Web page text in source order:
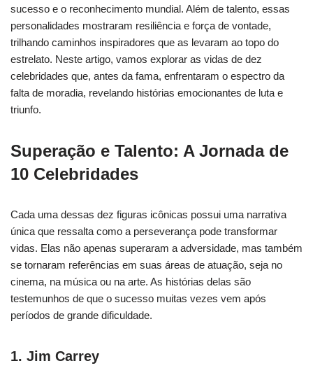
sucesso e o reconhecimento mundial. Além de talento, essas
personalidades mostraram resiliência e força de vontade,
trilhando caminhos inspiradores que as levaram ao topo do
estrelato. Neste artigo, vamos explorar as vidas de dez
celebridades que, antes da fama, enfrentaram o espectro da
falta de moradia, revelando histórias emocionantes de luta e
triunfo.
Superação e Talento: A Jornada de
10 Celebridades
Cada uma dessas dez figuras icônicas possui uma narrativa
única que ressalta como a perseverança pode transformar
vidas. Elas não apenas superaram a adversidade, mas também
se tornaram referências em suas áreas de atuação, seja no
cinema, na música ou na arte. As histórias delas são
testemunhos de que o sucesso muitas vezes vem após
períodos de grande dificuldade.
1. Jim Carrey